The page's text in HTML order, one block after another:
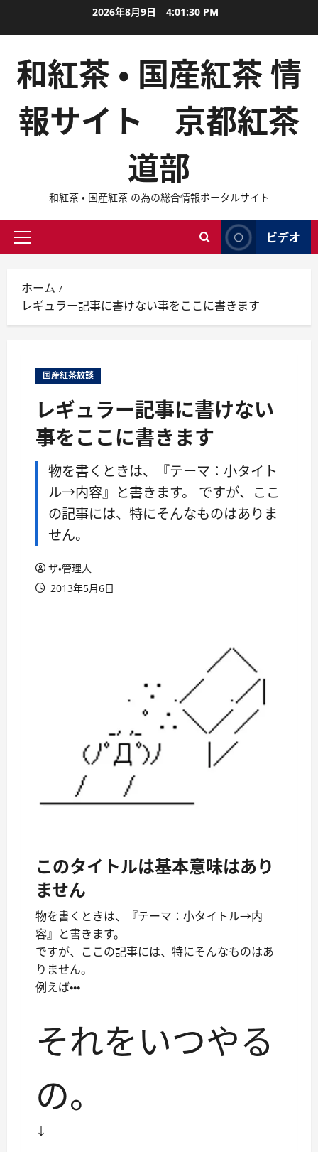
2026年8月9日 4:01:31 PM
和紅茶 ・ 国産紅茶 情
報サイト 京都紅茶
道部
和紅茶 ・ 国産紅茶 の為の総合情報ポータルサイト
メ
メ
ニ
ュ
ビデオ
ホーム
レギュラー記事に書けない事をここに書きます
国産紅茶放談
レギュラー記事に書けない
事をここに書きます
物を書くときは、『テーマ：小タイト
ル→内容』と書きます。 ですが、ここ
の記事には、特にそんなものはありま
せん。
ザ・管理人
2013年5月6日
このタイトルは基本意味はあり
ません
物を書くときは、『テーマ：小タイトル→内
容』と書きます。
ですが、ここの記事には、特にそんなものはあ
りません。
例えば・・・
それをいつやる
の。
↓